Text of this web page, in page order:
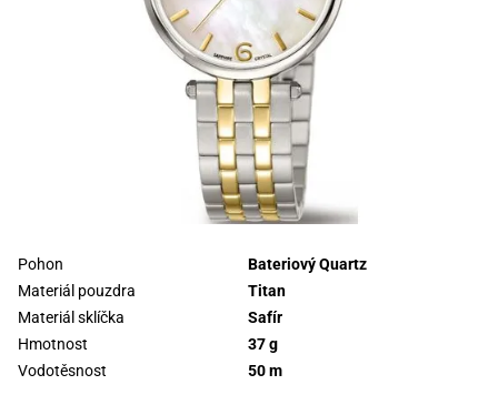
Pohon
Bateriový Quartz
Materiál pouzdra
Titan
Materiál sklíčka
Safír
Hmotnost
37 g
Vodotěsnost
50 m